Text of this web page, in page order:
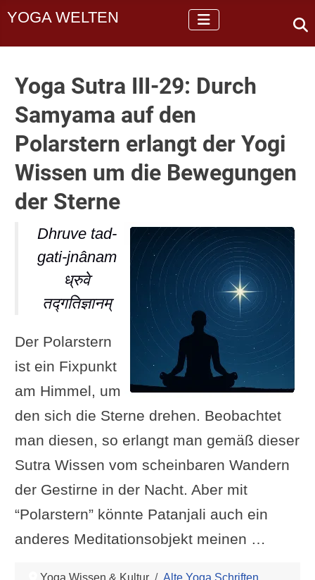
YOGA WELTEN
Yoga Sutra III-29: Durch
Samyama auf den
Polarstern erlangt der Yogi
Wissen um die Bewegungen
der Sterne
Dhruve tad-
gati-jnânam
ध्रुवे
तद्गतिज्ञानम्
Der Polarstern
ist ein Fixpunkt
am Himmel, um
den sich die Sterne drehen. Beobachtet
man diesen, so erlangt man gemäß dieser
Sutra Wissen vom scheinbaren Wandern
der Gestirne in der Nacht. Aber mit
“Polarstern” könnte Patanjali auch ein
anderes Meditationsobjekt meinen …
Yoga Wissen & Kultur
Alte Yoga Schriften